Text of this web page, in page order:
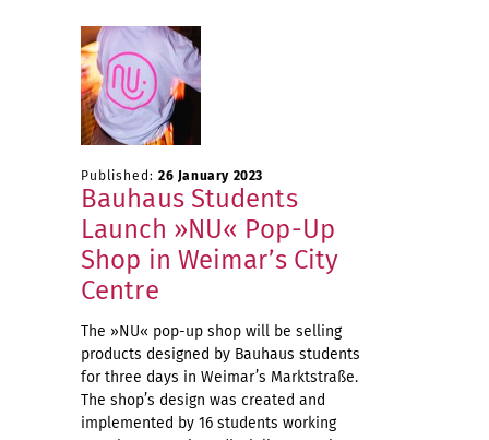
Published: 26 January 2023
Bauhaus Students
Launch »NU« Pop-Up
Shop in Weimar’s City
Centre
The »NU« pop-up shop will be selling
products designed by Bauhaus students
for three days in Weimar’s Marktstraße.
The shop’s design was created and
implemented by 16 students working